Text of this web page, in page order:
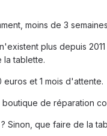
moins de 3
plus depuis
la tablette.
euros et 1 mois d'attente.
de réparation
Sinon, que faire de la